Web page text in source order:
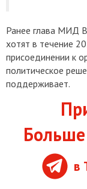
Ранее глава МИД
хотят в течение
присоединении к
политическое
поддерживает.
в